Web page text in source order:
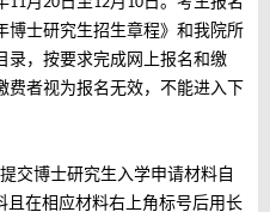
博士研究生招生章程》和我院所
录，按要求完成网上报名和缴
费者视为报名无效，不能进入下
交博士研究生入学申请材料自
且在相应材料右上角标号后用长